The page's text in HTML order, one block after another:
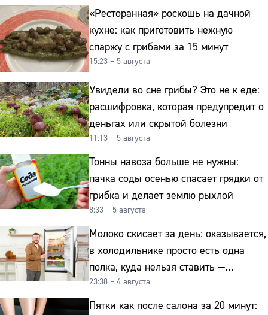
«Ресторанная» роскошь на дачной
кухне: как приготовить нежную
спаржу с грибами за 15 минут
15:23 – 5 августа
Увидели во сне грибы? Это не к еде:
расшифровка, которая предупредит о
деньгах или скрытой болезни
11:13 – 5 августа
Тонны навоза больше не нужны:
пачка соды осенью спасает грядки от
грибка и делает землю рыхлой
8:33 – 5 августа
Молоко скисает за день: оказывается,
в холодильнике просто есть одна
полка, куда нельзя ставить —
превращает свежие продукты
в бактериальную бомбу
23:38 – 4 августа
Пятки как после салона за 20 минут: